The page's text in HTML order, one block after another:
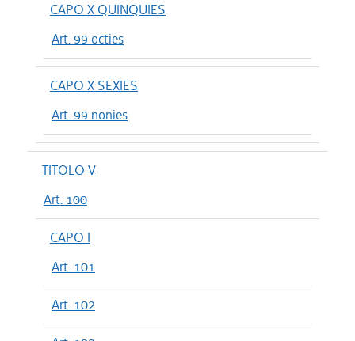
CAPO X QUINQUIES
Art. 99 octies
CAPO X SEXIES
Art. 99 nonies
TITOLO V
Art. 100
CAPO I
Art. 101
Art. 102